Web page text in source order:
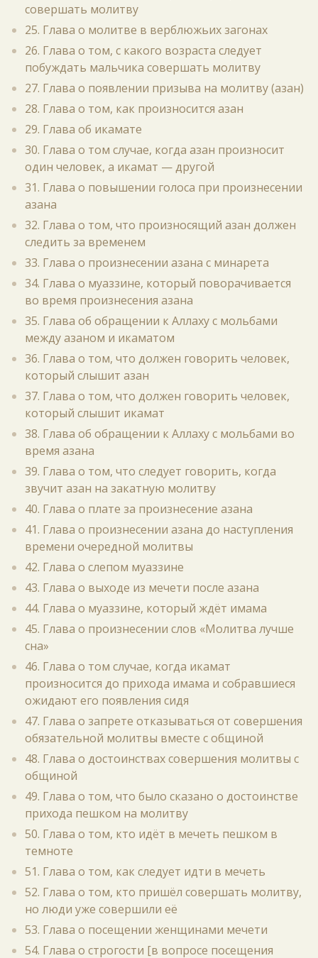
совершать молитву
25. Глава о молитве в верблюжьих загонах
26. Глава о том, с какого возраста следует
побуждать мальчика совершать молитву
27. Глава о появлении призыва на молитву (азан)
28. Глава о том, как произносится азан
29. Глава об икамате
30. Глава о том случае, когда азан произносит
один человек, а икамат — другой
31. Глава о повышении голоса при произнесении
азана
32. Глава о том, что произносящий азан должен
следить за временем
33. Глава о произнесении азана с минарета
34. Глава о муаззине, который поворачивается
во время произнесения азана
35. Глава об обращении к Аллаху с мольбами
между азаном и икаматом
36. Глава о том, что должен говорить человек,
который слышит азан
37. Глава о том, что должен говорить человек,
который слышит икамат
38. Глава об обращении к Аллаху с мольбами во
время азана
39. Глава о том, что следует говорить, когда
звучит азан на закатную молитву
40. Глава о плате за произнесение азана
41. Глава о произнесении азана до наступления
времени очередной молитвы
42. Глава о слепом муаззине
43. Глава о выходе из мечети после азана
44. Глава о муаззине, который ждёт имама
45. Глава о произнесении слов «Молитва лучше
сна»
46. Глава о том случае, когда икамат
произносится до прихода имама и собравшиеся
ожидают его появления сидя
47. Глава о запрете отказываться от совершения
обязательной молитвы вместе с общиной
48. Глава о достоинствах совершения молитвы с
общиной
49. Глава о том, что было сказано о достоинстве
прихода пешком на молитву
50. Глава о том, кто идёт в мечеть пешком в
темноте
51. Глава о том, как следует идти в мечеть
52. Глава о том, кто пришёл совершать молитву,
но люди уже совершили её
53. Глава о посещении женщинами мечети
54. Глава о строгости [в вопросе посещения